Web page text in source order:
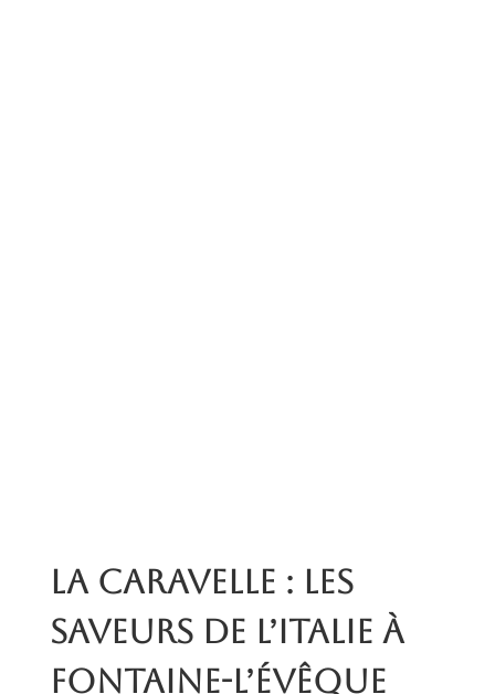
La Caravelle : les
saveurs de l’Italie à
Fontaine-l’Évêque